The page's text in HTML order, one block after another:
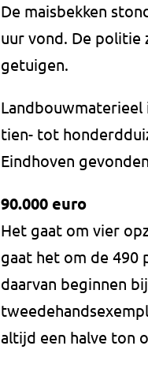
De maisbekken
uur vond. De politie
getuigen.
Landbouwmaterieel
tien- tot
Eindhoven
90.000 euro
Het gaat om vier
gaat het om de 490
daarvan beginnen
altijd een halve ton